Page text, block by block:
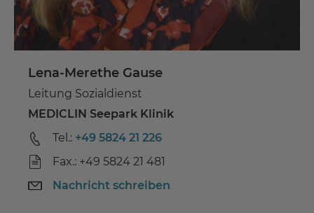
Lena-Merethe Gause
Leitung Sozialdienst
MEDICLIN Seepark Klinik
Tel.: +49 5824 21 226
Fax.: +49 5824 21 481
Nachricht schreiben